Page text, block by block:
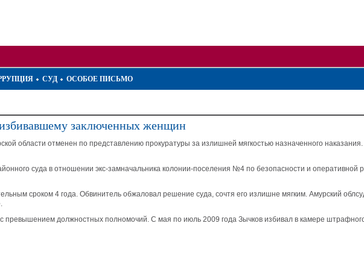
СУД ОСОБОЕ ПИСЬМО
заключенных женщин
области отменен по представлению прокуратуры за излишней мягкостью назначенного наказания.
суда в отношении экс-замначальника колонии-поселения №4 по безопасности и оперативной
сроком 4 года. Обвинитель обжаловал решение суда, сочтя его излишне мягким. Амурский
превышением должностных полномочий. С мая по июль 2009 года Зычков избивал в камере